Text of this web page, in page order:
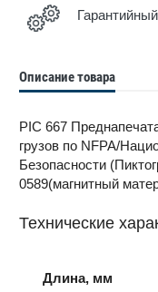
Описание товара
PIC 667
грузов по NFPA/
Безопасности
0589(магнитный
Технические
Длина, мм